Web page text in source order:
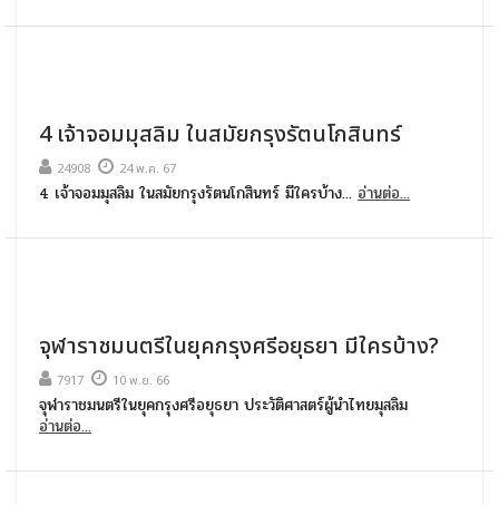
4 เจ้าจอมมุสลิม ในสมัยกรุงรัตนโกสินทร์
24908 24 พ.ค. 67
4 เจ้าจอมมุสลิม ในสมัยกรุงรัตนโกสินทร์ มีใครบ้าง... อ่านต่อ...
จุฬาราชมนตรีในยุคกรุงศรีอยุธยา มีใครบ้าง?
7917 10 พ.ย. 66
จุฬาราชมนตรีในยุคกรุงศรีอยุธยา ประวัติศาสตร์ผู้นำไทยมุสลิม
อ่านต่อ...